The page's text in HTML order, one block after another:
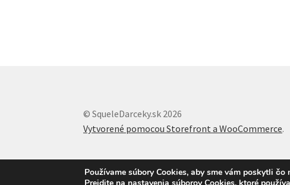
© SqueleDarceky.sk 2026
Vytvorené pomocou Storefront a WooCommerce.
Používame súbory Cookies, aby sme vám poskytli